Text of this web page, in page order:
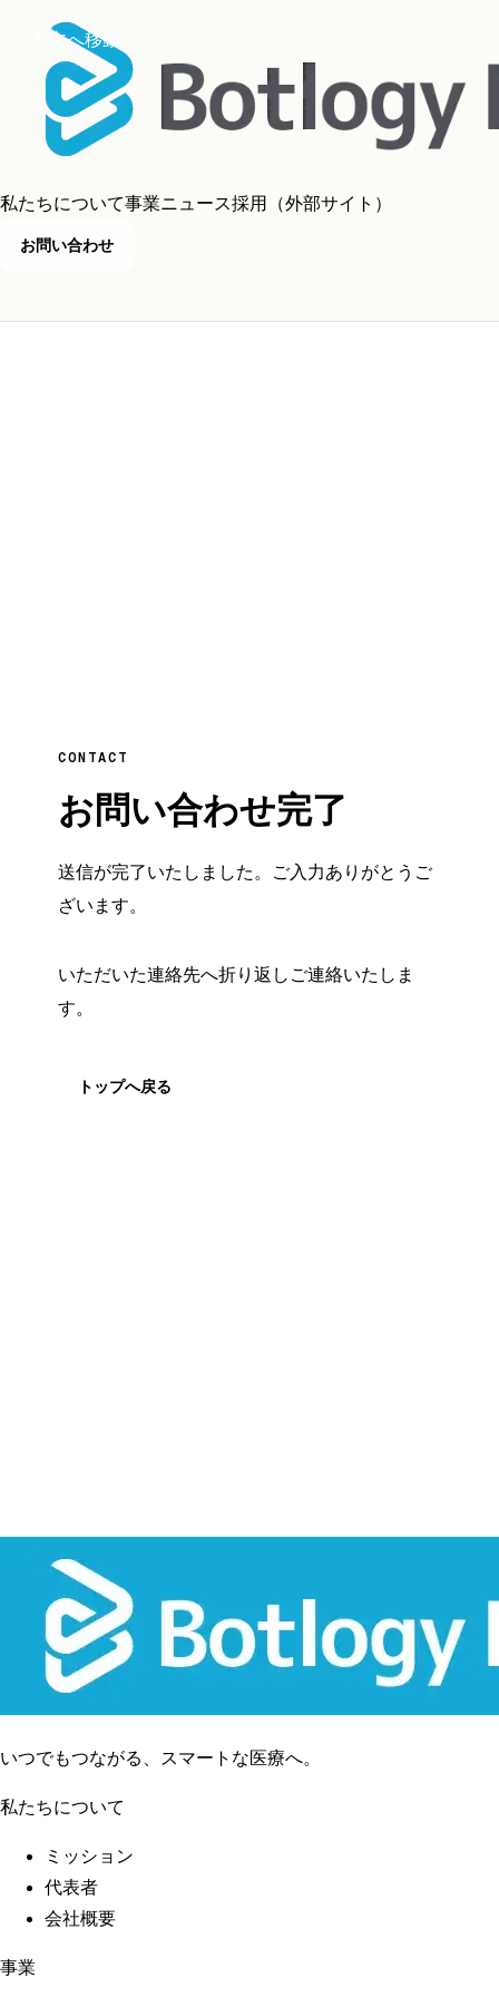
本文へ移動
私たちについて事業ニュース採用 （外部サイト）
お問い合わせ
CONTACT
お問い合わせ完了
送信が完了いたしました。ご入力ありがとうご
ざいます。
いただいた連絡先へ折り返しご連絡いたしま
す。
トップへ戻る
いつでもつながる、スマートな医療へ。
私たちについて
ミッション
代表者
会社概要
事業